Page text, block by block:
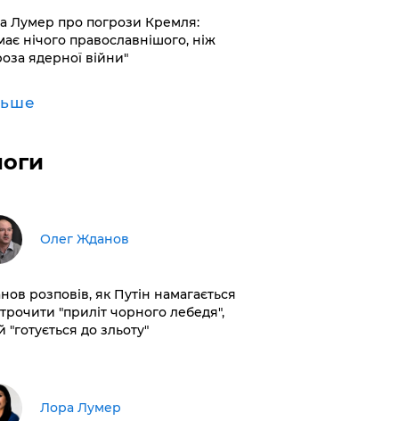
Лумер про погрози Кремля:
нічого православнішого, ніж
ядерної війни"
Олег Жданов
розповів, як Путін намагається
"приліт чорного лебедя",
"готується до зльоту"
​Лора Лумер